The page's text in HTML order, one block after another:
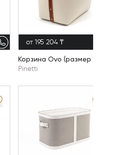
от 195 204 ₸
Корзина Ovo (размер S)
Pinetti